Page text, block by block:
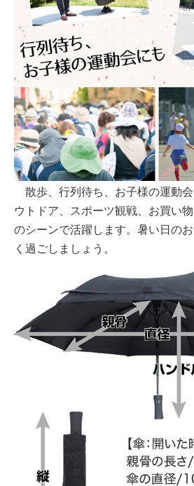
散歩、行列待ち、お子様の運動
ウトドア、スポーツ観戦、お買い
のシーンで活躍します。暑い日の
く過ごしましょう。